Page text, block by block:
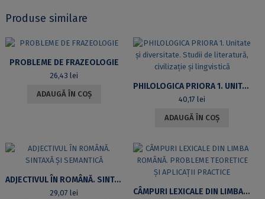
Produse similare
PROBLEME DE FRAZEOLOGIE
26,43 lei
ADAUGĂ ÎN COȘ
PHILOLOGICA PRIORA 1. UNITATE ȘI DIVERSITATE. STUDII DE LITERATURĂ, CIVILIZAȚIE ȘI LINGVISTICĂ
40,17 lei
ADAUGĂ ÎN COȘ
ADJECTIVUL ÎN ROMÂNĂ. SINTAXĂ ȘI SEMANTICĂ
29,07 lei CÂMPURI LEXICALE DIN LIMBA ROMÂNĂ. PROBLEME TEORETICE ȘI APLICAȚII PRACTICE